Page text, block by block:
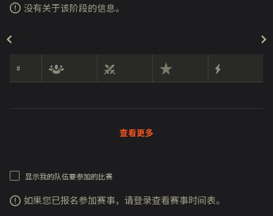
没有关于该阶段的信息。
#
查看更多
显示我的队伍要参加的比赛
如果您已报名参加赛事，请登录查看赛事时间表。